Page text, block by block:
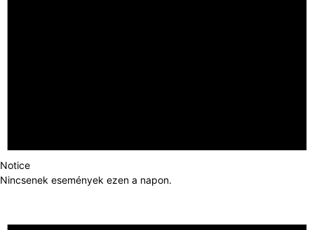
Notice
Nincsenek események ezen a napon.